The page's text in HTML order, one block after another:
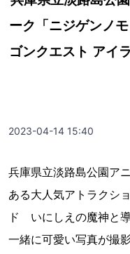
ーク「ニジゲンノ
ゴンクエスト アイ
2023-04-14 15:40
兵庫県立淡路島公園ア
ある大人気アトラクシ
ド いにしえの魔神と
一緒に可愛い写真が撮